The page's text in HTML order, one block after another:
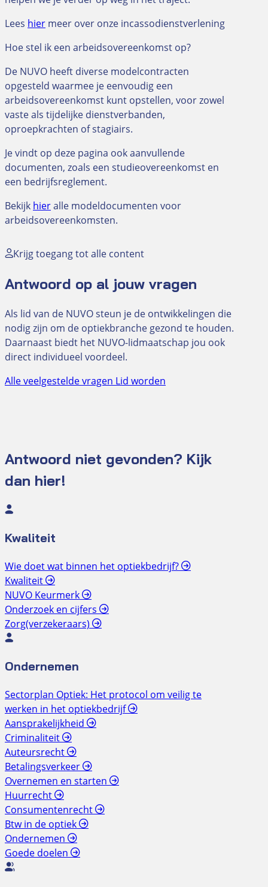
Lees hier meer over onze incassodienstverlening
Hoe stel ik een arbeidsovereenkomst op?
De NUVO heeft diverse modelcontracten
opgesteld waarmee je eenvoudig een
arbeidsovereenkomst kunt opstellen, voor zowel
vaste als tijdelijke dienstverbanden,
oproepkrachten of stagiairs.
Je vindt op deze pagina ook aanvullende
documenten, zoals een studieovereenkomst en
een bedrijfsreglement.
Bekijk hieralle modeldocumenten voor
arbeidsovereenkomsten.
Krijg toegang tot alle content
Antwoord op al jouw vragen
Als lid van de NUVO steun je de ontwikkelingen die
nodig zijn om de optiekbranche gezond te houden.
Daarnaast biedt het NUVO-lidmaatschap jou ook
direct individueel voordeel.
Alle veelgestelde vragen Lid worden
Antwoord niet gevonden? Kijk
dan hier!
Kwaliteit
Wie doet wat binnen het optiekbedrijf?
Kwaliteit
NUVO Keurmerk
Onderzoek en cijfers
Zorg(verzekeraars)
Ondernemen
Sectorplan Optiek: Het protocol om veilig te
werken in het optiekbedrijf
Aansprakelijkheid
Criminaliteit
Auteursrecht
Betalingsverkeer
Overnemen en starten
Huurrecht
Consumentenrecht
Btw in de optiek
Ondernemen
Goede doelen